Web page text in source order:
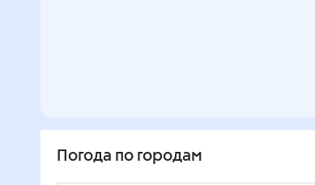
Погода по городам